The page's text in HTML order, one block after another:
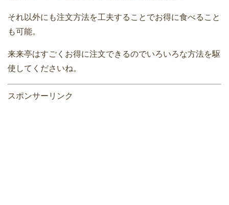
それ以外にも注文方法を工夫することでお得に食べること
も可能。
来来亭はすごくお得に注文できるのでいろいろな方法を駆
使してくださいね。
スポンサーリンク